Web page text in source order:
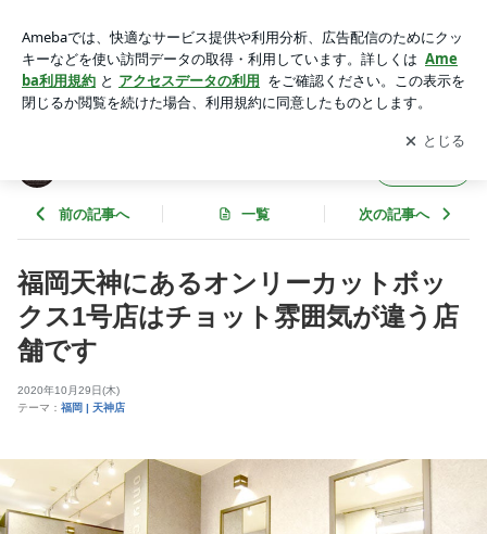
気が違う店舗です | ヘアカット専門店のオンリーカットボック
アプリをダウンロードして ブログの更新通知
を受け取りまし
ょう。
開く
前の記事へ 一覧 次の記事へ
福岡天神にあるオンリーカットボッ
クス1号店はチョット雰囲気が違う店
舗です
2020年10月29日(木)
テーマ： 福岡 | 天神店